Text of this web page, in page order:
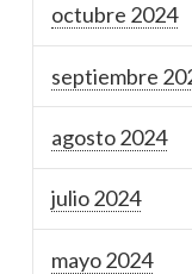
octubre 2024
septiembre
agosto 2024
julio 2024
mayo 2024